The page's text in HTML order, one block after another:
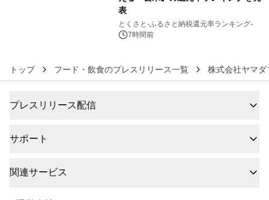
表
とくさと-ふるさと納税還元率ランキング-
7時間前
トップ フード・飲食のプレスリリース一覧 株式会社ヤマダ
プレスリリース配信
サポート
関連サービス